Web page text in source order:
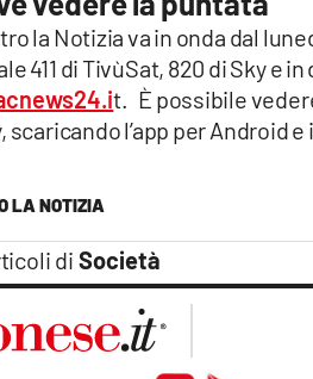
LA NOTIZIA
di Società
la Notizia va in onda dal
411 di TivùSat, 820 di Sky e
t. È possibile
scaricando l’app per Android